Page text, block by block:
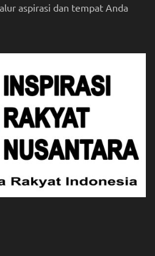
aspirasi dan tempat Anda